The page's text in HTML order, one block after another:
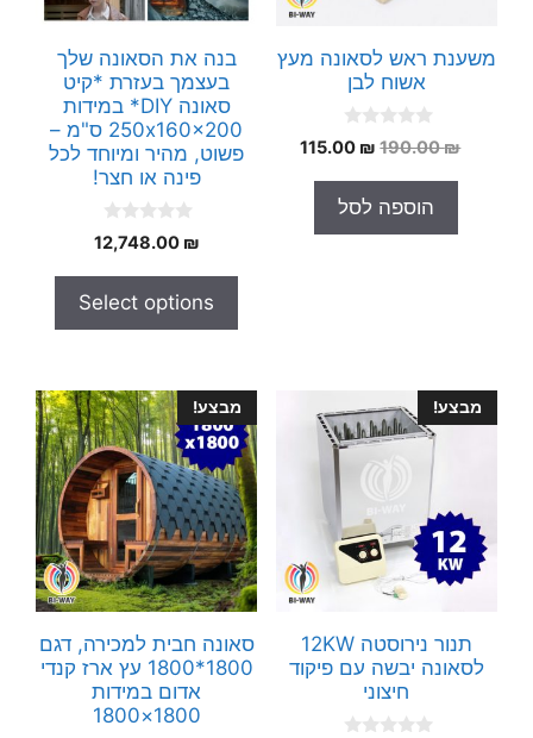
משענת ראש לסאונה מעץ
אשוח לבן
0
o
o
5
190.00₪
המחיר
היה:
190.00 ₪.
115.00 ₪
המחיר
הוספה לסל
בנה את הסאונה שלך
בעצמך בעזרת *קיט
סאונה DIY* במידות
250x160x200 ס"מ –
פשוט, מהיר ומיוחד לכל
פינה או חצר!
0
o
o
5
12,748.00 ₪
Select options
מבצע!
תנור נירוסטה 12KW
לסאונה יבשה עם פיקוד
חיצוני
מבצע!
סאונה חבית למכירה, דגם
1800*1800 עץ ארז קנדי
אדום במידות
1800×1800